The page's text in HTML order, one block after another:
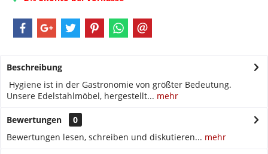
Beschreibung
Hygiene ist in der Gastronomie von größter Bedeutung.
Unsere Edelstahlmöbel, hergestellt... mehr
Bewertungen
0
Bewertungen lesen, schreiben und diskutieren... mehr